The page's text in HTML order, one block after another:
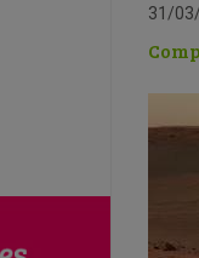
31/